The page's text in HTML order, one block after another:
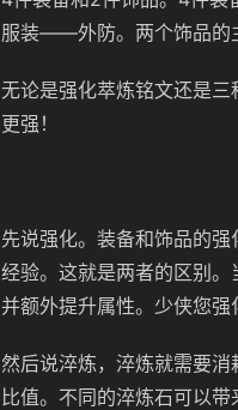
服装——外防。两个饰品的
无论是强化萃炼铭文还是
更强！
先说强化。装备和饰品的
经验。这就是两者的区别。
并额外提升属性。少侠您强
然后说淬炼，淬炼就需要
比值。不同的淬炼石可以带